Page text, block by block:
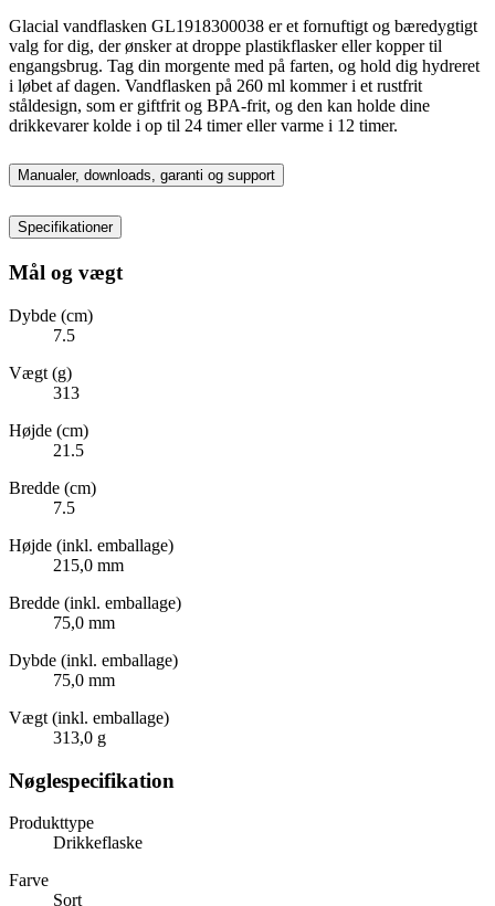
Glacial vandflasken GL1918300038 er et fornuftigt og bæredygtigt
valg for dig, der ønsker at droppe plastikflasker eller kopper til
engangsbrug. Tag din morgente med på farten, og hold dig hydreret
i løbet af dagen. Vandflasken på 260 ml kommer i et rustfrit
ståldesign, som er giftfrit og BPA-frit, og den kan holde dine
drikkevarer kolde i op til 24 timer eller varme i 12 timer.
Manualer, downloads, garanti og support
Specifikationer
Mål og vægt
Dybde (cm)
7.5
Vægt (g)
313
Højde (cm)
21.5
Bredde (cm)
7.5
Højde (inkl. emballage)
215,0 mm
Bredde (inkl. emballage)
75,0 mm
Dybde (inkl. emballage)
75,0 mm
Vægt (inkl. emballage)
313,0 g
Nøglespecifikation
Produkttype
Drikkeflaske
Farve
Sort